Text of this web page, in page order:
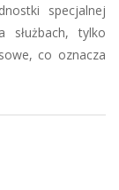
specjalnej
służbach, tylko
co oznacza